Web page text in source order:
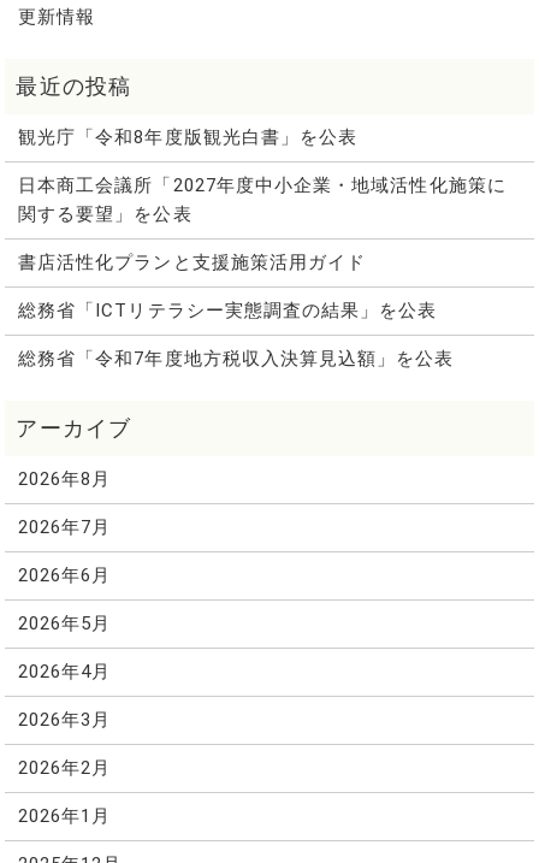
更新情報
観光庁「令和8年度版観光白書」を公表
日本商工会議所「2027年度中小企業・地域活性化施策に
関する要望」を公表
書店活性化プランと支援施策活用ガイド
総務省「ICTリテラシー実態調査の結果」を公表
総務省「令和7年度地方税収入決算見込額」を公表
2026年8月
2026年7月
2026年6月
2026年5月
2026年4月
2026年3月
2026年2月
2026年1月